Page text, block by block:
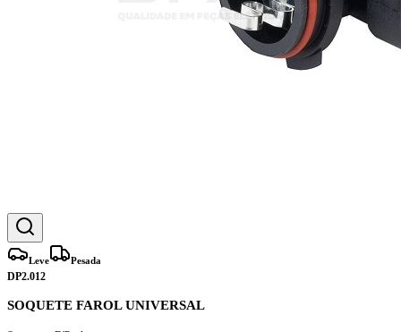
Leve Pesada
DP2.012
SOQUETE FAROL UNIVERSAL